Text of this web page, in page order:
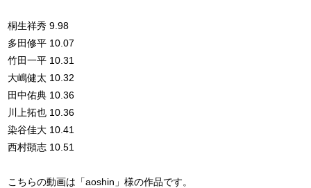
桐生祥秀 9.98
多田修平 10.07
竹田一平 10.31
大嶋健太 10.32
田中佑典 10.36
川上拓也 10.36
染谷佳大 10.41
西村顕志 10.51
こちらの動画は「aoshin」様の作品です。